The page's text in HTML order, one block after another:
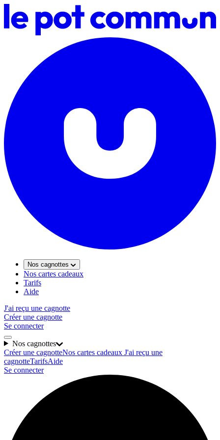
Nos cagnottes
Nos cartes cadeaux
Tarifs
Aide
J'ai reçu une cagnotte
Créer une cagnotte
Se connecter
Nos cagnottes
Créer une cagnotteNos cartes cadeaux J'ai reçu une
cagnotteTarifsAide
Se connecter